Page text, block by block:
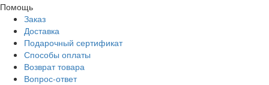
Помощь
Заказ
Доставка
Подарочный сертификат
Способы оплаты
Возврат товара
Вопрос-ответ